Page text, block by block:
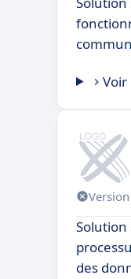
Voir
Solution
des